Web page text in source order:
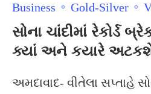
Business Gold-Silver
સોના ચાંદીમાં રેકોર્ડ
ક્યાં અને કયારે
અમદાવાદ- વીતેલા સપ્તાહે